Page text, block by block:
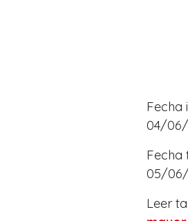
Fecha
04/06/
Fecha
05/06/
Leer